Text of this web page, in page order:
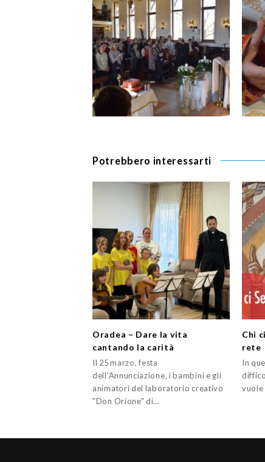
Potrebbero interessarti
Oradea – Dare la vita
cantando la carità
Il 25 marzo, festa
dell'Annunciazione, i bambini e gli
animatori del laboratorio creativo
"Don Orione" di…
Chi
rete
In
vuole